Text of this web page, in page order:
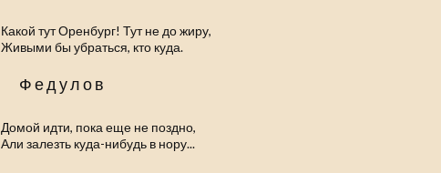
Какой тут Оренбург! Тут не до жиру,
Живыми бы убраться, кто куда.
Федулов
Домой идти, пока еще не поздно,
Али залезть куда-нибудь в нору...